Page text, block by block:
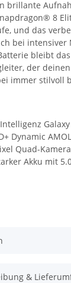
brillante
8
und das
bei intensiver
bleibt das
der
immer stilvoll
Galaxy
Dynamic
Quad-Kamera
Akku mit
&